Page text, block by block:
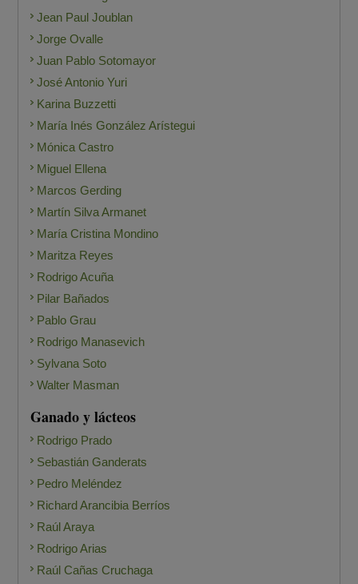
Jean Paul Joublan
Jorge Ovalle
Juan Pablo Sotomayor
José Antonio Yuri
Karina Buzzetti
María Inés González Arístegui
Mónica Castro
Miguel Ellena
Marcos Gerding
Martín Silva Armanet
María Cristina Mondino
Maritza Reyes
Rodrigo Acuña
Pilar Bañados
Pablo Grau
Rodrigo Manasevich
Sylvana Soto
Walter Masman
Ganado y lácteos
Rodrigo Prado
Sebastián Ganderats
Pedro Meléndez
Richard Arancibia Berríos
Raúl Araya
Rodrigo Arias
Raúl Cañas Cruchaga